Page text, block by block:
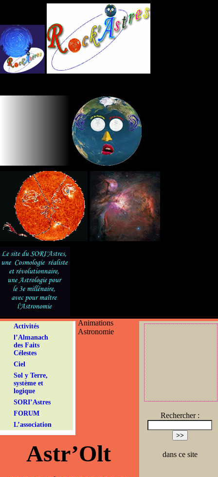
Activités
l’Almanach
des Faits
Célestes
Ciel
Sol y Terre,
système et
logique
SORI’Astres
FORUM
L’association
Rechercher :
dans ce site
Animations
Astronomie
Astr’Olt
Panneau de gestion des cookies